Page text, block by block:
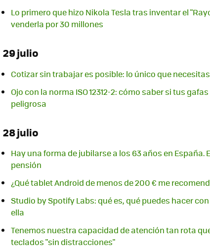
Lo primero que hizo Nikola Tesla tras inventar el
venderla por 30 millones
29 julio
Cotizar sin trabajar es posible: lo único que
Ojo con la norma ISO 12312-2: cómo saber si tus
peligrosa
28 julio
Hay una forma de jubilarse a los 63 años en España.
pensión
¿Qué tablet Android de menos de 200 € me
Studio by Spotify Labs: qué es, qué puedes hacer
ella
Tenemos nuestra capacidad de atención tan rota
teclados "sin distracciones"